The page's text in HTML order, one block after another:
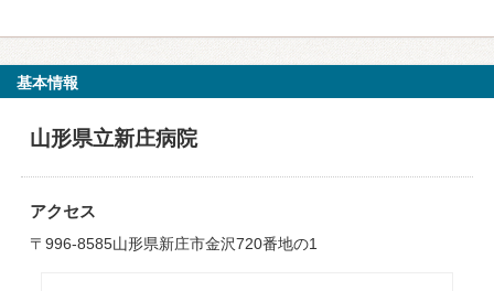
基本情報
山形県立新庄病院
アクセス
〒996-8585山形県新庄市金沢720番地の1